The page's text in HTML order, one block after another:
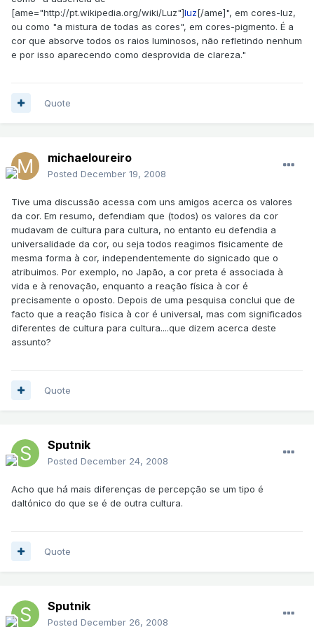
[ame="http://pt.wikipedia.org/wiki/Luz"]luz[/ame]", em cores-luz,
ou como "a mistura de todas as cores", em cores-pigmento. É a
cor que absorve todos os raios luminosos, não refletindo nenhum
e por isso aparecendo como desprovida de clareza."
Quote
michaeloureiro
Posted December 19, 2008
Tive uma discussão acessa com uns amigos acerca os valores
da cor. Em resumo, defendiam que (todos) os valores da cor
mudavam de cultura para cultura, no entanto eu defendia a
universalidade da cor, ou seja todos reagimos fisicamente de
mesma forma à cor, independentemente do signicado que o
atribuimos. Por exemplo, no Japão, a cor preta é associada à
vida e à renovação, enquanto a reação física à cor é
precisamente o oposto. Depois de uma pesquisa conclui que de
facto que a reação fisica à cor é universal, mas com significados
diferentes de cultura para cultura....que dizem acerca deste
assunto?
Quote
Sputnik
Posted December 24, 2008
Acho que há mais diferenças de percepção se um tipo é
daltónico do que se é de outra cultura.
Quote
Sputnik
Posted December 26, 2008